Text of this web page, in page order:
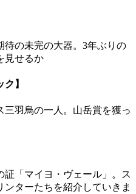
待の未完の大器。3年ぶりの
見せるか
】
三羽烏の一人。山岳賞を獲っ
「マイヨ・ヴェール」。ス
ターたちを紹介していきま